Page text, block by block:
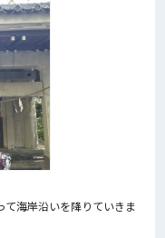
て海岸沿いを降りていきま